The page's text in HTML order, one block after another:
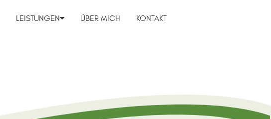
LEISTUNGEN ÜBER MICH KONTAKT